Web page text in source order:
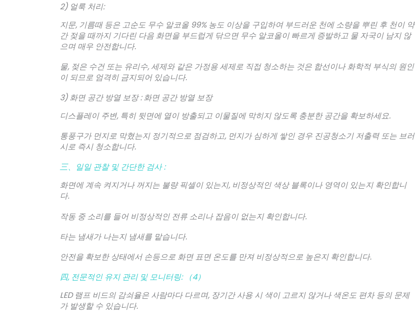
2) 얼룩 처리:
지문, 기름때 등은 고순도 무수 알코올 99% 농도 이상을 구입하여 부드러운 천에 소량을 뿌린 후 천이 약
간 젖을 때까지 기다린 다음 화면을 부드럽게 닦으면 무수 알코올이 빠르게 증발하고 물 자국이 남지 않
으며 매우 안전합니다.
물, 젖은 수건 또는 유리수, 세제와 같은 가정용 세제로 직접 청소하는 것은 합선이나 화학적 부식의 원인
이 되므로 엄격히 금지되어 있습니다.
3) 화면 공간 방열 보장 : 화면 공간 방열 보장
디스플레이 주변, 특히 뒷면에 열이 방출되고 이물질에 막히지 않도록 충분한 공간을 확보하세요.
통풍구가 먼지로 막혔는지 정기적으로 점검하고, 먼지가 심하게 쌓인 경우 진공청소기 저출력 또는 브러
시로 즉시 청소합니다.
三、일일 관찰 및 간단한 검사 :
화면에 계속 켜지거나 꺼지는 불량 픽셀이 있는지, 비정상적인 색상 블록이나 영역이 있는지 확인합니
다.
작동 중 소리를 들어 비정상적인 전류 소리나 잡음이 없는지 확인합니다.
타는 냄새가 나는지 냄새를 맡습니다.
안전을 확보한 상태에서 손등으로 화면 표면 온도를 만져 비정상적으로 높은지 확인합니다.
四, 전문적인 유지 관리 및 모니터링: （4）
LED 램프 비드의 감쇠율은 사람마다 다르며, 장기간 사용 시 색이 고르지 않거나 색온도 편차 등의 문제
가 발생할 수 있습니다.